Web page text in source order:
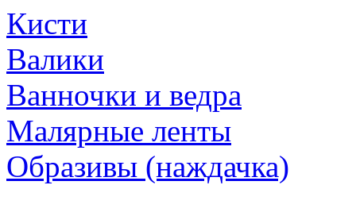
Кисти
Валики
Ванночки и ведра
Малярные ленты
Образивы (наждачка)